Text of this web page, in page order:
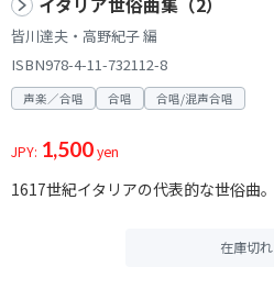
皆川達夫・高野紀子 編
ISBN978-4-11-732112-8
声楽／合唱 合唱 合唱/混声合唱
JPY: 1,500yen
1617世紀イタリアの代表的な世俗曲。
在庫切れ